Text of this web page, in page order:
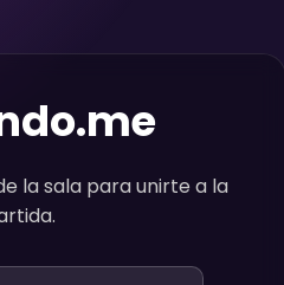
la sala para unirte a la